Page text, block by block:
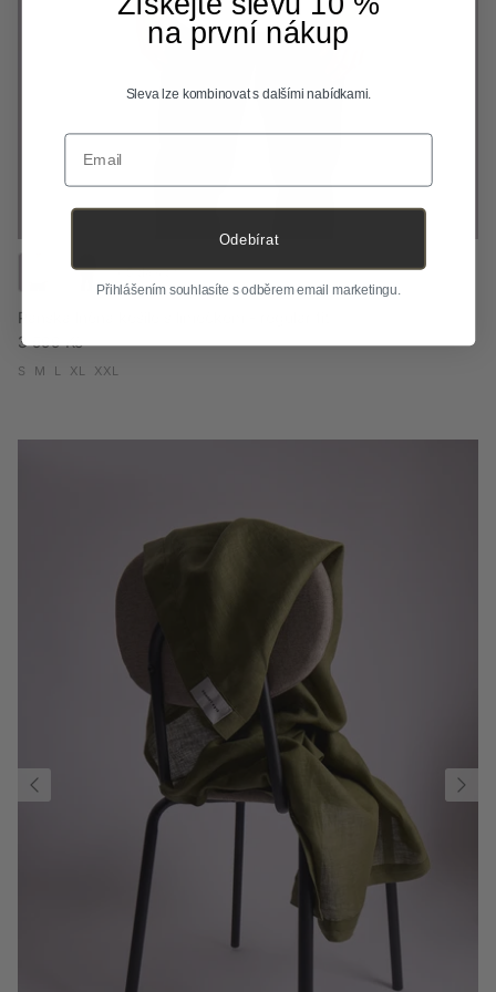
Pánská lněná košile s límečkem - regular fit
Běžná cena
3 599 Kč
S M L XL XXL
+ 5 dalších
na první nákup
Sleva lze kombinovat s dalšími nabídkami.
Email
Odebírat
Přihlášením souhlasíte s odběrem email marketingu.